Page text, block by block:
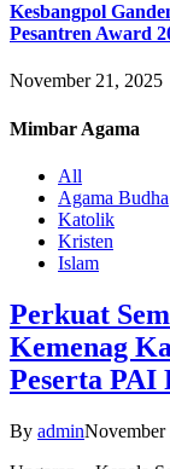
Kesbangpol
Pesantren Award
November 21, 2025
Mimbar Agama
All
Agama Budha
Katolik
Kristen
Islam
Perkuat
Kemenag
Peserta PAI
By adminNovember